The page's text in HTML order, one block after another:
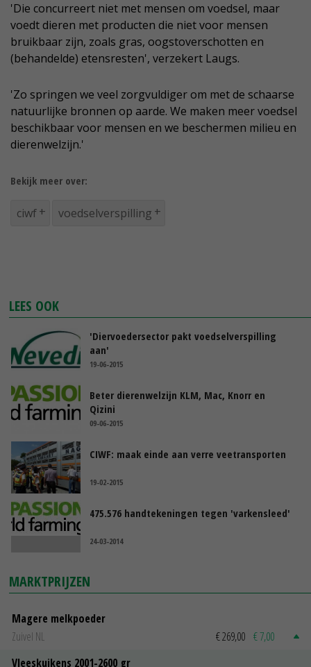
'Die concurreert niet met mensen om voedsel, maar
voedt dieren met producten die niet voor mensen
bruikbaar zijn, zoals gras, oogstoverschotten en
(behandelde) etensresten', verzekert Laugs.
'Zo springen we veel zorgvuldiger om met de schaarse
natuurlijke bronnen op aarde. We maken meer voedsel
beschikbaar voor mensen en we beschermen milieu en
dierenwelzijn.'
Bekijk meer over:
ciwf voedselverspilling
LEES OOK
'Diervoedersector pakt voedselverspilling
aan'
19-06-2015
Beter dierenwelzijn KLM, Mac, Knorr en
Qizini
09-06-2015
CIWF: maak einde aan verre veetransporten
19-02-2015
475.576 handtekeningen tegen 'varkensleed'
24-03-2014
MARKTPRIJZEN
Magere melkpoeder
Zuivel NL
€ 269,00 € 7,00
Vleeskuikens 2001-2600 gr